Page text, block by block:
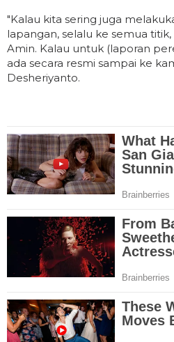
"Kalau kita sering juga
lapangan, selalu ke semua
Amin. Kalau untuk (laporan
ada secara resmi sampai ke
Desheriyanto.